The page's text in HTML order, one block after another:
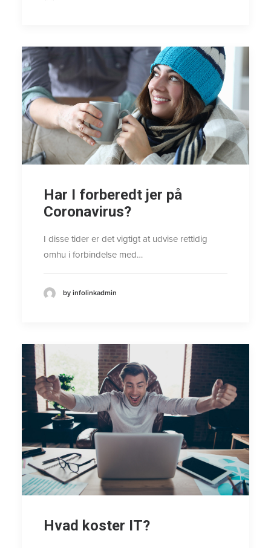
Har I forberedt jer på
Coronavirus?
I disse tider er det vigtigt at udvise rettidig
omhu i forbindelse med…
by infolinkadmin
Hvad koster IT?